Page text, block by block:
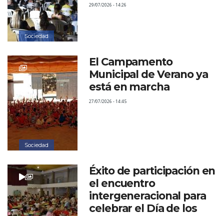
Sociedad
29/07/2026 - 14:26
Sociedad
El Campamento
Municipal de Verano ya
está en marcha
27/07/2026 - 14:45
Éxito de participación en
el encuentro
intergeneracional para
celebrar el Día de los